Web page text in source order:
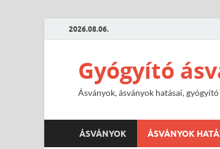
2026.08.06.
Gyógyító
Ásványok, ásványok hatásai,
ÁSVÁNYOK ÁSVÁNYOK